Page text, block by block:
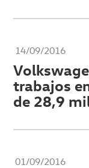
14/09/2016
trabajos
de 28,9
01/09/2016